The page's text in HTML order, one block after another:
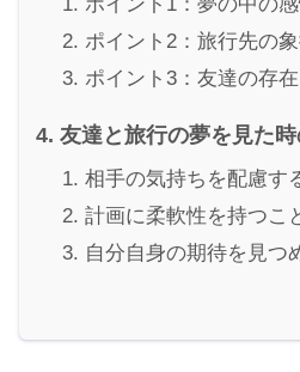
ポイント2：旅行先の
ポイント3：友達の存在
友達と旅行の夢を見た
相手の気持ちを配慮す
計画に柔軟性を持つこ
自分自身の期待を見つ